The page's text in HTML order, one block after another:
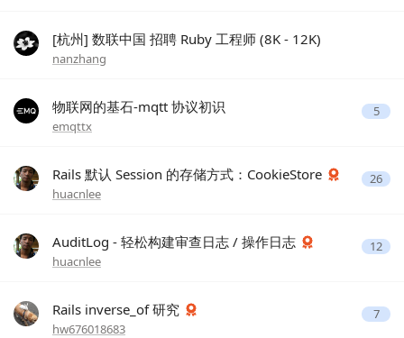
[杭州] 数联中国 招聘 Ruby 工程师 (8K - 12K)
nanzhang
物联网的基石-mqtt 协议初识
emqttx
5
Rails 默认 Session 的存储方式：CookieStore
huacnlee
26
AuditLog - 轻松构建审查日志 / 操作日志
huacnlee
12
Rails inverse_of 研究
hw676018683
7